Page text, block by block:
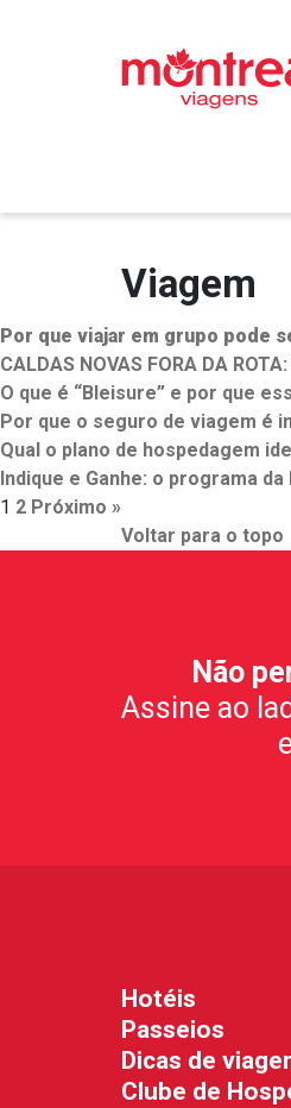
Viagem
Por que viajar em grupo pode
CALDAS NOVAS FORA DA
O que é “Bleisure” e por que
Por que o seguro de viagem é
Qual o plano de hospedagem
Indique e Ganhe: o programa
1 2 Próximo »
Voltar para o topo
Não
Assine ao
Hotéis
Passeios
Dicas de
Clube de